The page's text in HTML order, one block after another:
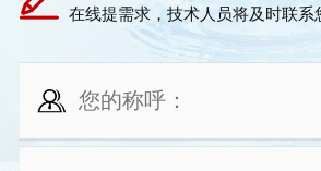
在线提需求，技术人员将及时联系